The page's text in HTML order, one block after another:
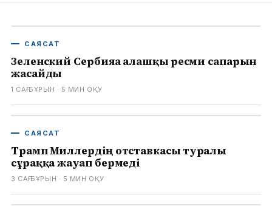
САЯСАТ
Зеленский Сербияға алғашқы ресми сапарын
жасайды
1 САҒ БҰРЫН · 5 МИН ОҚУ
САЯСАТ
Трамп Миллердің отставкасы туралы
сұраққа жауап бермеді
3 САҒ БҰРЫН · 5 МИН ОҚУ